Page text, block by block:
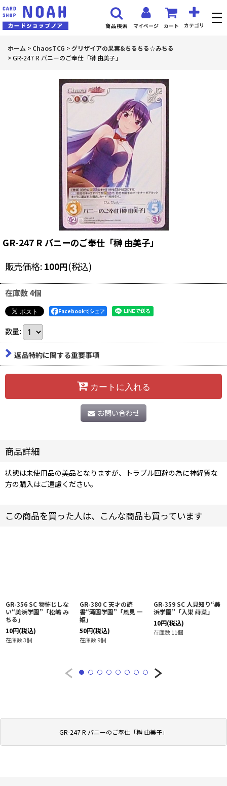
マイページ カート カテゴリ
商品検索
ホーム > ChaosTCG >グリザイアの果実&ちるちる☆みちる
>GR-247 R バニーのご奉仕「榊 由美子」
GR-247 R バニーのご奉仕「榊 由美子」
GR-247 R バニーのご奉仕「榊 由美子」
販売価格: 100円(税込)
在庫数 4個
Facebookでシェア
数量:
返品特約に関する重要事項
カートに入れる
お問い合わせ
商品詳細
状態は未使用品の美品となりますが、トラブル回避の為に神経質な
方の購入はご遠慮ください。
この商品を買った人は、こんな商品も買っています
GR-356 SC 物怖じしな
い“美浜学園”「松嶋 み
ちる」
10円(税込)
在庫数 3個
GR-380 C 天才の読
書“滝園学園”「風見 一
姫」
50円(税込)
在庫数 9個
GR-359 SC 人見知り“美
浜学園”「入巣 蒔菜」
10円(税込)
在庫数 11個